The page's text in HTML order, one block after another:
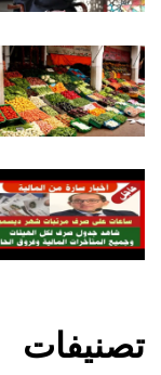
تصنيفات